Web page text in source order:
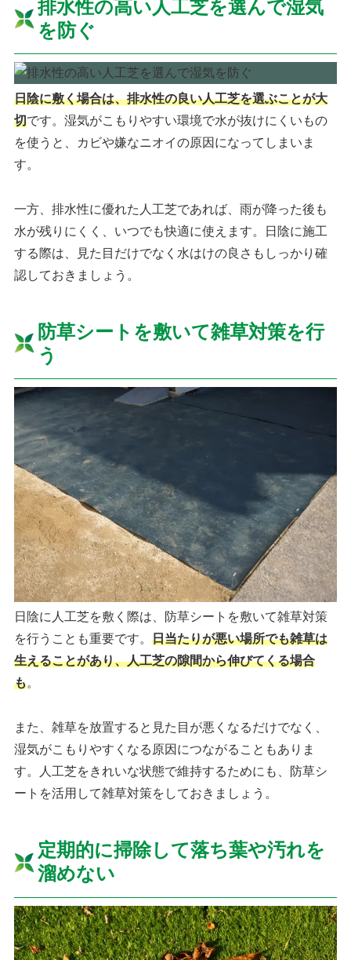
排水性の高い人工芝を選んで湿気
を防ぐ
日陰に敷く場合は、排水性の良い人工芝を選ぶことが大
切です。湿気がこもりやすい環境で水が抜けにくいもの
を使うと、カビや嫌なニオイの原因になってしまいま
す。
一方、排水性に優れた人工芝であれば、雨が降った後も
水が残りにくく、いつでも快適に使えます。日陰に施工
する際は、見た目だけでなく水はけの良さもしっかり確
認しておきましょう。
防草シートを敷いて雑草対策を行
う
日陰に人工芝を敷く際は、防草シートを敷いて雑草対策
を行うことも重要です。日当たりが悪い場所でも雑草は
生えることがあり、人工芝の隙間から伸びてくる場合
も。
また、雑草を放置すると見た目が悪くなるだけでなく、
湿気がこもりやすくなる原因につながることもありま
す。人工芝をきれいな状態で維持するためにも、防草シ
ートを活用して雑草対策をしておきましょう。
定期的に掃除して落ち葉や汚れを
溜めない